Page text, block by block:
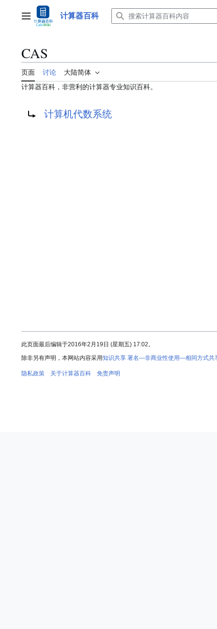
主菜单 计算器百科
CAS
页面 讨论
大陆简体
计算器百科，非营利的计算器专业知识百科。
计算机代数系统
此页面最后编辑于2016年2月19日 (星期五) 17:02。
除非另有声明，本网站内容采用知识共享 署名—非商业性使用—相同方式共
隐私政策 关于计算器百科 免责声明